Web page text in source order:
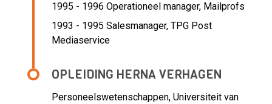
1995 - 1996 Operationeel manager, Mailprofs
1993 - 1995 Salesmanager, TPG Post
Mediaservice
OPLEIDING HERNA VERHAGEN
Personeelswetenschappen, Universiteit van